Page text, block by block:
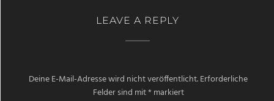
LEAVE A REPLY
Deine E-Mail-Adresse wird nicht veröffentlicht.Erforderliche
Felder sind mit* markiert